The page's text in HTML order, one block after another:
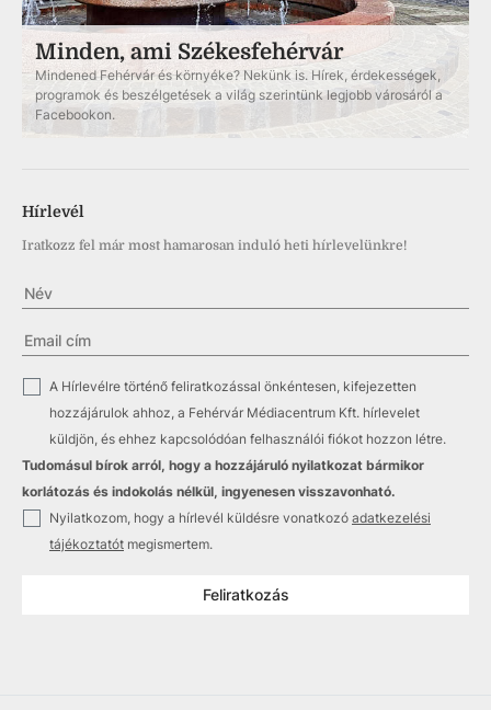
Minden, ami Székesfehérvár
Mindened Fehérvár és környéke? Nekünk is. Hírek, érdekességek,
programok és beszélgetések a világ szerintünk legjobb városáról a
Facebookon.
Hírlevél
Iratkozz fel már most hamarosan induló heti hírlevelünkre!
A Hírlevélre történő feliratkozással önkéntesen, kifejezetten
hozzájárulok ahhoz, a Fehérvár Médiacentrum Kft. hírlevelet
küldjön, és ehhez kapcsolódóan felhasználói fiókot hozzon létre.
Tudomásul bírok arról, hogy a hozzájáruló nyilatkozat bármikor
korlátozás és indokolás nélkül, ingyenesen visszavonható.
Nyilatkozom, hogy a hírlevél küldésre vonatkozó adatkezelési
tájékoztatót megismertem.
Feliratkozás